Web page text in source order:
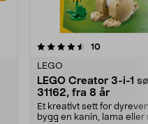
10
LEGO
LEGO Creator 3-i-1
31162, fra 8 år
Et kreativt sett for
bygg en kanin, lama eller
4.5av 5 stjerner